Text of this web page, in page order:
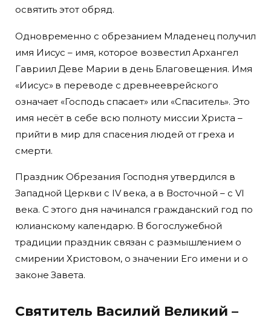
освятить этот обряд.
Одновременно с обрезанием Младенец получил
имя Иисус – имя, которое возвестил Архангел
Гавриил Деве Марии в день Благовещения. Имя
«Иисус» в переводе с древнееврейского
означает «Господь спасает» или «Спаситель». Это
имя несёт в себе всю полноту миссии Христа –
прийти в мир для спасения людей от греха и
смерти.
Праздник Обрезания Господня утвердился в
Западной Церкви с IV века, а в Восточной – с VI
века. С этого дня начинался гражданский год по
юлианскому календарю. В богослужебной
традиции праздник связан с размышлением о
смирении Христовом, о значении Его имени и о
законе Завета.
Святитель Василий Великий –